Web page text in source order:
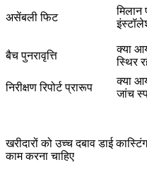
असेंबली फिट
मिलान
बैच पुनरावृत्ति
क्या
स्थिर
निरीक्षण रिपोर्ट प्रारूप
क्या
जांच
खरीदारों को उच्च दबाव डाई
काम करना चाहिए